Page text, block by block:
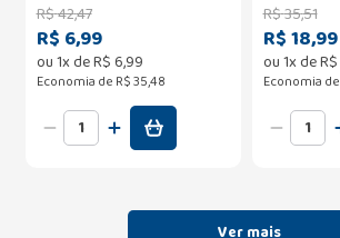
R$42,47
R$ 6,99
ou1x deR$6,99
Economia de R$ 35,48
R$35,51
R$ 18,99
ou1x deR$
Economia de